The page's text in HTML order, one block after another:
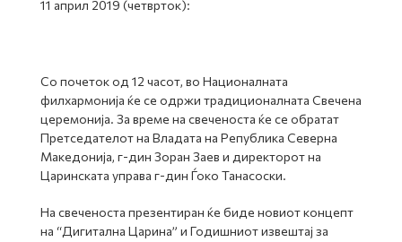
11 април 2019 (четврток):
Со почеток од 12 часот, во Националната
филхармонија ќе се одржи традиционалната Свечена
церемонија. За време на свеченоста ќе се обратат
Претседателот на Владата на Република Северна
Македонија, г-дин Зоран Заев и директорот на
Царинската управа г-дин Ѓоко Танасоски.
На свеченоста презентиран ќе биде новиот концепт
на “Дигитална Царина” и Годишниот извештај за